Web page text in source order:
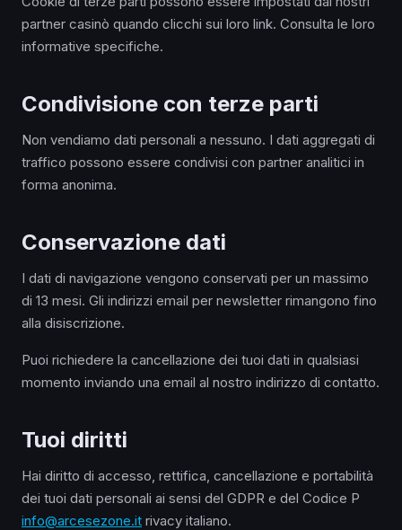
partner casinò quando clicchi sui loro link. Consulta le loro
informative specifiche.
Condivisione con terze parti
Non vendiamo dati personali a nessuno. I dati aggregati di
traffico possono essere condivisi con partner analitici in
forma anonima.
Conservazione dati
I dati di navigazione vengono conservati per un massimo
di 13 mesi. Gli indirizzi email per newsletter rimangono fino
alla disiscrizione.
Puoi richiedere la cancellazione dei tuoi dati in qualsiasi
momento inviando una email al nostro indirizzo di contatto.
Tuoi diritti
Hai diritto di accesso, rettifica, cancellazione e portabilità
dei tuoi dati personali ai sensi del GDPR e del Codice P
info@arcesezone.it rivacy italiano.